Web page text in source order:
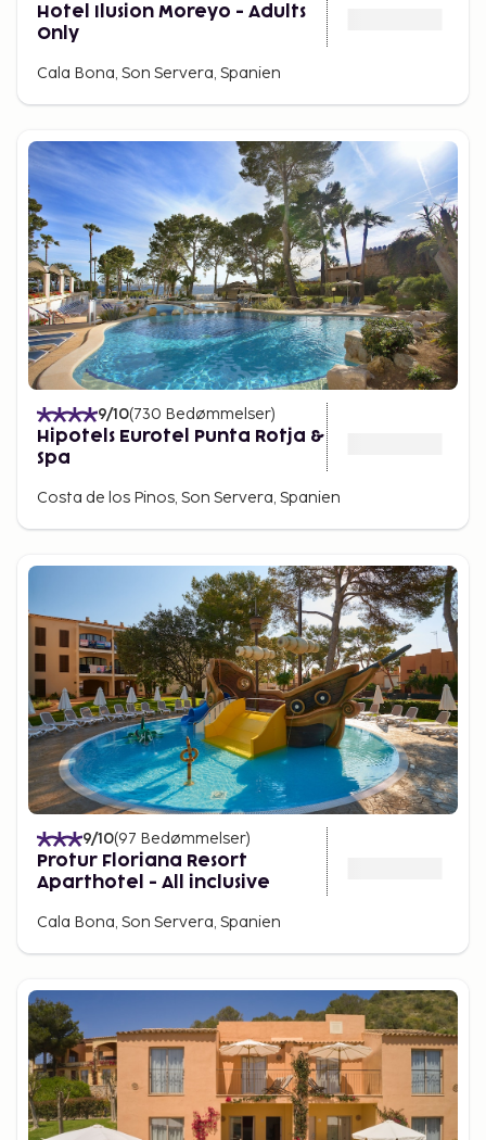
Hotel Ilusion Moreyo - Adults
Only
Cala Bona, Son Servera, Spanien
9/10(730 Bedømmelser)
Hipotels Eurotel Punta Rotja &
Spa
Costa de los Pinos, Son Servera, Spanien
9/10(97 Bedømmelser)
Protur Floriana Resort
Aparthotel - All inclusive
Cala Bona, Son Servera, Spanien